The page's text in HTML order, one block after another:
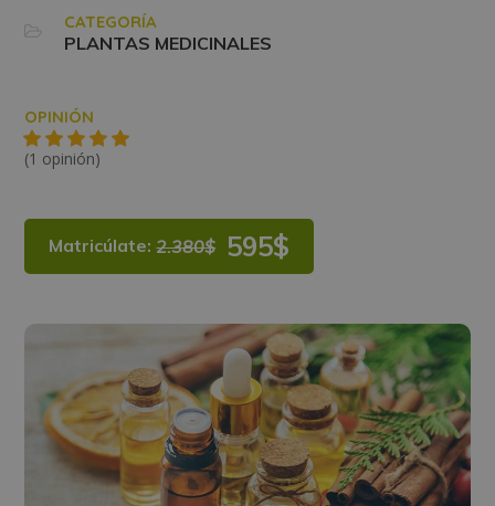
CATEGORÍA
PLANTAS MEDICINALES
OPINIÓN
(1 opinión)
Matricúlate:2.380$ 595$